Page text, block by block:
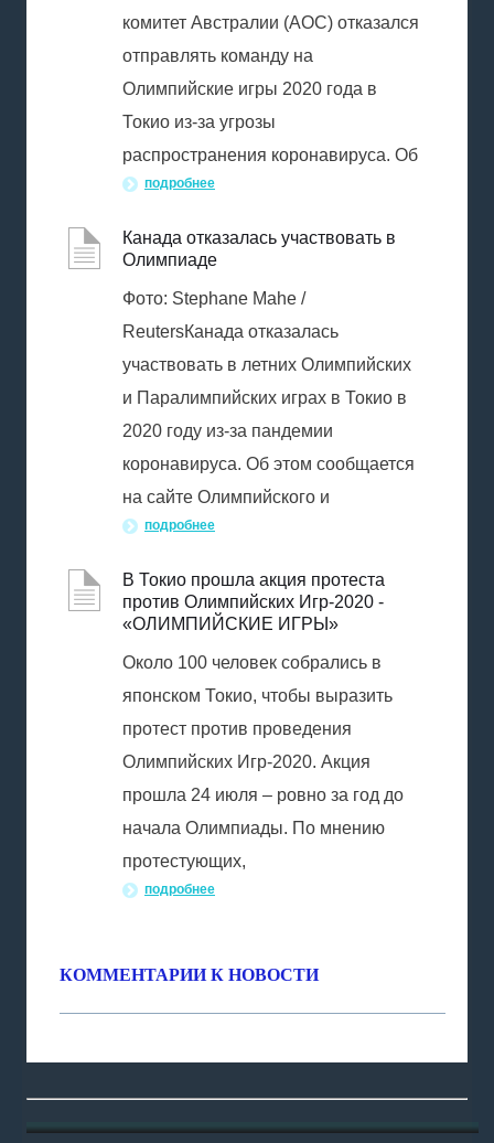
комитет Австралии (AOC) отказался
отправлять команду на
Олимпийские игры 2020 года в
Токио из-за угрозы
распространения коронавируса. Об
подробнее
Канада отказалась участвовать в
Олимпиаде
Фото: Stephane Mahe /
ReutersКанада отказалась
участвовать в летних Олимпийских
и Паралимпийских играх в Токио в
2020 году из-за пандемии
коронавируса. Об этом сообщается
на сайте Олимпийского и
подробнее
В Токио прошла акция протеста
против Олимпийских Игр-2020 -
«ОЛИМПИЙСКИЕ ИГРЫ»
Около 100 человек собрались в
японском Токио, чтобы выразить
протест против проведения
Олимпийских Игр-2020. Акция
прошла 24 июля – ровно за год до
начала Олимпиады. По мнению
протестующих,
подробнее
КОММЕНТАРИИ К НОВОСТИ